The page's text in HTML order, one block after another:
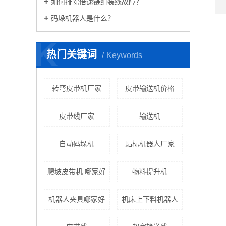
码垛机器人是什么？
热门关键词 Keywords
K
转弯皮带机厂家 皮带输送机价格
皮带线厂家 输送机
自动码垛机 贴标机器人厂家
爬坡皮带机 哪家好 物料提升机
机器人夹具哪家好 机床上下料机器人